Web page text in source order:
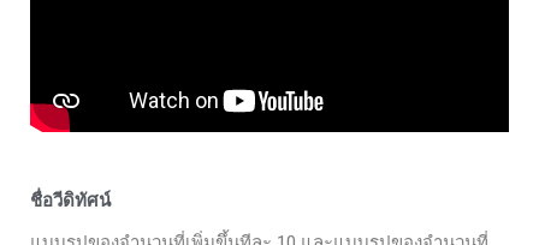
ชื่อวีดิทัศน์